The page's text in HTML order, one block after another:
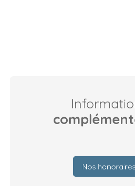
Nos honoraires